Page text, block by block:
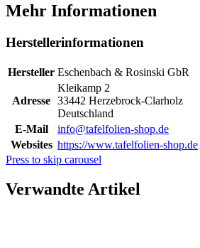
Mehr Informationen
Herstellerinformationen
Hersteller Eschenbach & Rosinski GbR
Adresse
Kleikamp 2
33442 Herzebrock-Clarholz
Deutschland
E-Mail
info@tafelfolien-shop.de
Websites https://www.tafelfolien-shop.de
Press to skip carousel
Verwandte Artikel